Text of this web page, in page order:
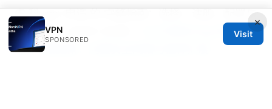
虎 科 vpn 申请 的 完整指南：选择、注册、配置与
使用技巧（2025–2026）
2025微软edge浏览器
vpn下载指南：内置安全网络与推荐扩展
×
VPN
SPONSORED
Visit